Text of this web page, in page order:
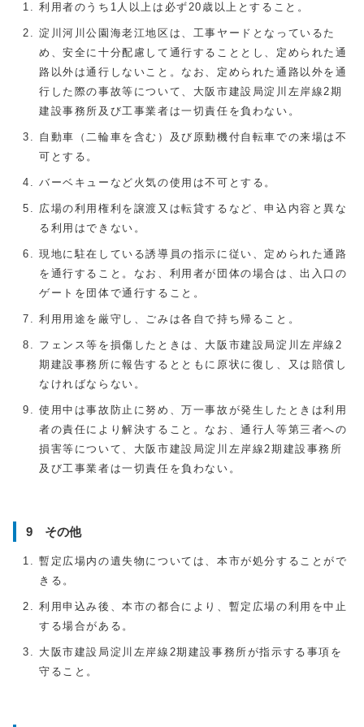
利用者のうち1人以上は必ず20歳以上とすること。
淀川河川公園海老江地区は、工事ヤードとなっているた
め、安全に十分配慮して通行することとし、定められた通
路以外は通行しないこと。なお、定められた通路以外を通
行した際の事故等について、大阪市建設局淀川左岸線2期
建設事務所及び工事業者は一切責任を負わない。
自動車（二輪車を含む）及び原動機付自転車での来場は不
可とする。
バーベキューなど火気の使用は不可とする。
広場の利用権利を譲渡又は転貸するなど、申込内容と異な
る利用はできない。
現地に駐在している誘導員の指示に従い、定められた通路
を通行すること。なお、利用者が団体の場合は、出入口の
ゲートを団体で通行すること。
利用用途を厳守し、ごみは各自で持ち帰ること。
フェンス等を損傷したときは、大阪市建設局淀川左岸線2
期建設事務所に報告するとともに原状に復し、又は賠償し
なければならない。
使用中は事故防止に努め、万一事故が発生したときは利用
者の責任により解決すること。なお、通行人等第三者への
損害等について、大阪市建設局淀川左岸線2期建設事務所
及び工事業者は一切責任を負わない。
9 その他
暫定広場内の遺失物については、本市が処分することがで
きる。
利用申込み後、本市の都合により、暫定広場の利用を中止
する場合がある。
大阪市建設局淀川左岸線2期建設事務所が指示する事項を
守ること。